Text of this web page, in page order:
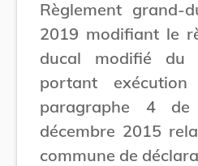
Règlement grand-
2019 modifiant le
ducal modifié du
portant
paragraphe 4
décembre 2015
commune de